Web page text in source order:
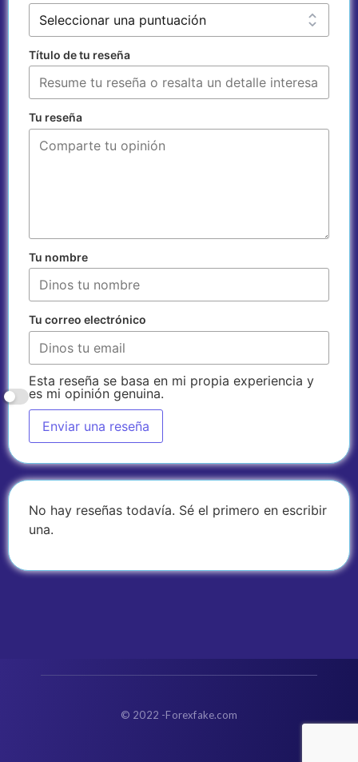
Título de tu reseña
Tu reseña
Tu nombre
Tu correo electrónico
Esta reseña se basa en mi propia experiencia y
es mi opinión genuina.
Enviar una reseña
No hay reseñas todavía. Sé el primero en escribir
una.
© 2022 -Forexfake.com